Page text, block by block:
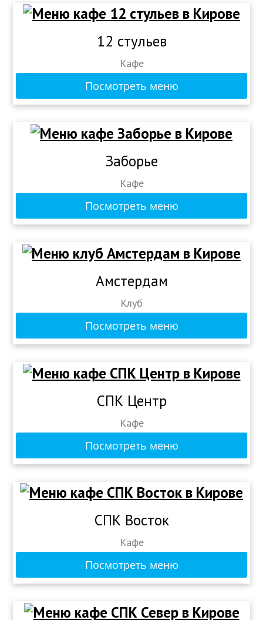
12 стульев
Кафе
Посмотреть меню
Заборье
Кафе
Посмотреть меню
Амстердам
Клуб
Посмотреть меню
СПК Центр
Кафе
Посмотреть меню
СПК Восток
Кафе
Посмотреть меню